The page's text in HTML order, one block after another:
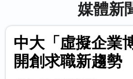
媒體新
中大「虛擬企業
開創求職新趨勢